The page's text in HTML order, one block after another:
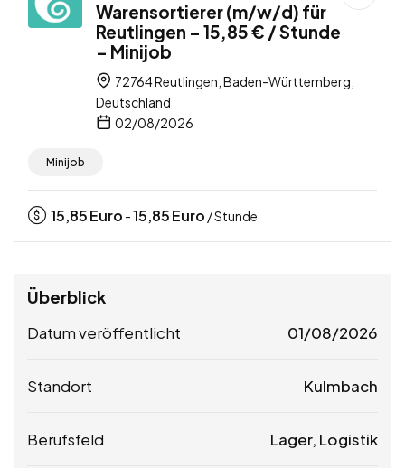
Warensortierer (m/w/d) für
Reutlingen – 15,85 € / Stunde
– Minijob
72764 Reutlingen, Baden-Württemberg,
Deutschland
02/08/2026
Minijob
15,85Euro -15,85Euro / Stunde
Überblick
Datum veröffentlicht 01/08/2026
Standort Kulmbach
Berufsfeld Lager, Logistik